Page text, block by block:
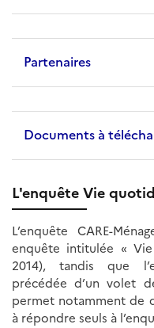
Partenaires
Documents à
L'enquête Vie
L’enquête CARE-
enquête intitulée «
2014), tandis que
précédée d’un volet
permet notamment de
à répondre seuls à